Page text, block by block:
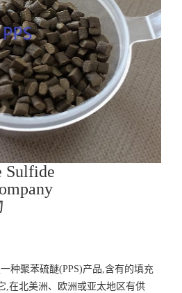
Sulfide
种聚苯硫醚(PPS)产品,含有的填充
,在北美洲、欧洲或亚太地区有供